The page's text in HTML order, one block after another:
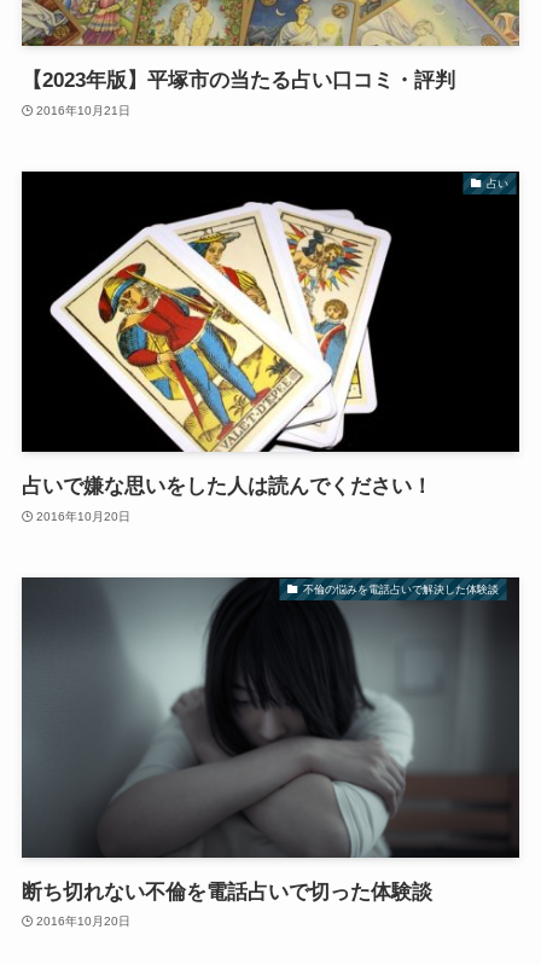
【2023年版】平塚市の当たる占い口コミ・評判
2016年10月21日
占い
占いで嫌な思いをした人は読んでください！
2016年10月20日
不倫の悩みを電話占いで解決した体験談
断ち切れない不倫を電話占いで切った体験談
2016年10月20日